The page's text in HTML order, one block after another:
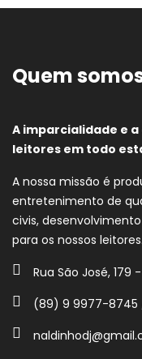
Quem
A imparcialidade e
leitores em todo
A nossa missão é
entretenimento de
civis,
para os nossos leitores.
Rua São José, 179 -
(89) 9 9977-8745